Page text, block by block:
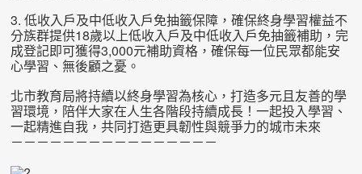
3. 低收入戶及中低收入戶免抽籤保障，確保終身學習權益不
分族群提供18歲以上低收入戶及中低收入戶免抽籤補助，完
成登記即可獲得3,000元補助資格，確保每一位民眾都能安
心學習、無後顧之憂。
北市教育局將持續以終身學習為核心，打造多元且友善的學
習環境，陪伴大家在人生各階段持續成長！一起投入學習、
一起精進自我，共同打造更具韌性與競爭力的城市未來
－－－－－－－－－－－－－－－－